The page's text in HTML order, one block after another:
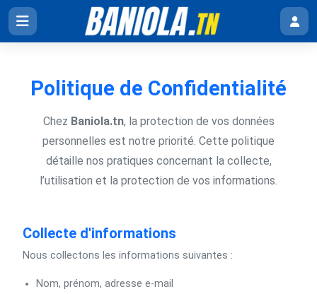
Politique de Confidentialité
Chez Baniola.tn, la protection de vos données
personnelles est notre priorité. Cette politique
détaille nos pratiques concernant la collecte,
l’utilisation et la protection de vos informations.
Collecte d'informations
Nous collectons les informations suivantes :
Nom, prénom, adresse e-mail